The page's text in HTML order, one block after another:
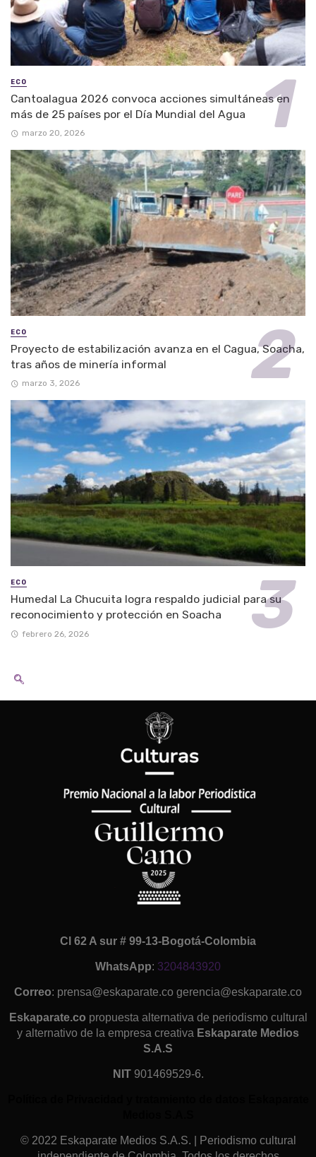
ECO
Cantoalagua 2026 convoca acciones simultáneas en
más de 25 países por el Día Mundial del Agua
marzo 20, 2026
ECO
Proyecto de estabilización avanza en el Cagua, Soacha,
tras años de minería informal
marzo 3, 2026
ECO
Humedal La Chucuita logra respaldo judicial para su
reconocimiento y protección en Soacha
febrero 26, 2026
Cl 62 A sur # 99-13-Bogotá-Colombia
WhatsApp: 3204843920
Correo: prensa@eskaparate.co gerencia@eskaparate.co
Eskaparate.co propuesta alternativa de periodismo cultural
y alternativo de la empresa creativa Eskaparate Medios
S.A.S
NIT 901469529-6.
© 2022 Eskaparate Medios S.A.S. | Periodismo cultural